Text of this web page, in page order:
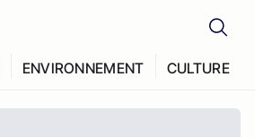
ENVIRONNEMENT CULTURE